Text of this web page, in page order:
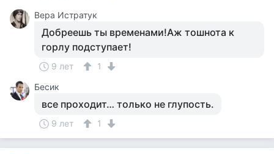
Вера Истратук
Добреешь ты временами!Аж тошнота к
горлу подступает!
9 лет
1
Бесик
все проходит… только не глупость.
9 лет 1